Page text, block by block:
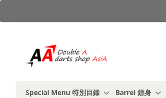
到
Special Menu 特別目錄
Barrel 鏢身